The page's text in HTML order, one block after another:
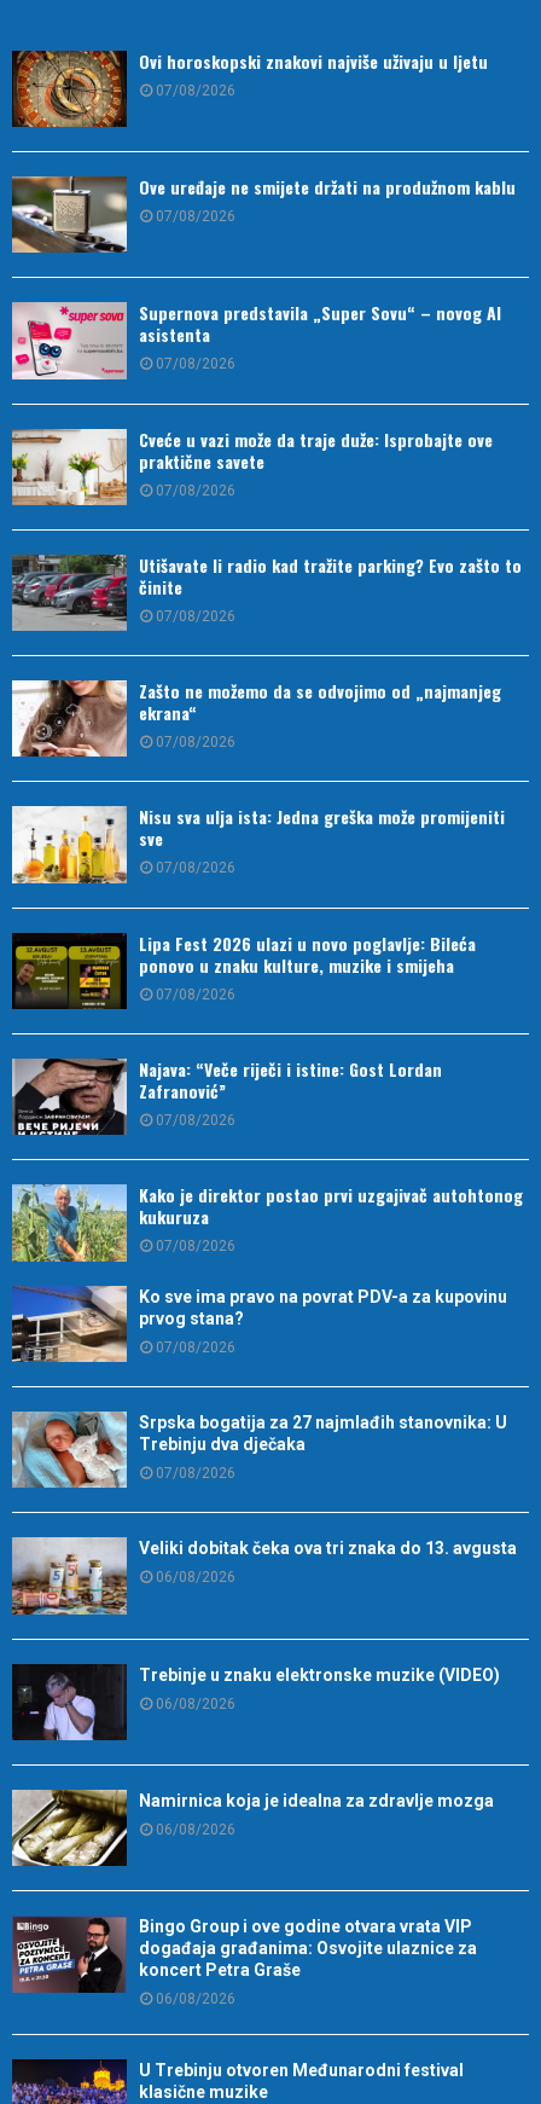
Ovi horoskopski znakovi najviše uživaju u ljetu
07/08/2026
Ove uređaje ne smijete držati na produžnom kablu
07/08/2026
Supernova predstavila „Super Sovu“ – novog AI
asistenta
07/08/2026
Cveće u vazi može da traje duže: Isprobajte ove
praktične savete
07/08/2026
Utišavate li radio kad tražite parking? Evo zašto to
činite
07/08/2026
Zašto ne možemo da se odvojimo od „najmanjeg
ekrana“
07/08/2026
Nisu sva ulja ista: Jedna greška može promijeniti
sve
07/08/2026
Lipa Fest 2026 ulazi u novo poglavlje: Bileća
ponovo u znaku kulture, muzike i smijeha
07/08/2026
Najava: “Veče riječi i istine: Gost Lordan
Zafranović”
07/08/2026
Kako je direktor postao prvi uzgajivač autohtonog
kukuruza
07/08/2026
Ko sve ima pravo na povrat PDV-a za kupovinu
prvog stana?
07/08/2026
Srpska bogatija za 27 najmlađih stanovnika: U
Trebinju dva dječaka
07/08/2026
Veliki dobitak čeka ova tri znaka do 13. avgusta
06/08/2026
Trebinje u znaku elektronske muzike (VIDEO)
06/08/2026
Namirnica koja je idealna za zdravlje mozga
06/08/2026
Bingo Group i ove godine otvara vrata VIP
događaja građanima: Osvojite ulaznice za
koncert Petra Graše
06/08/2026
U Trebinju otvoren Međunarodni festival
klasične muzike